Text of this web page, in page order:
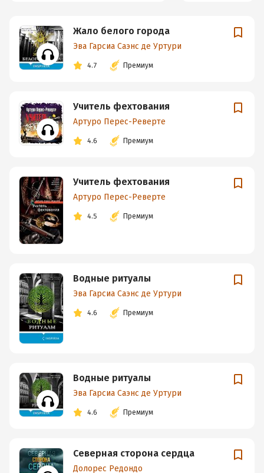
Жало белого города
Эва Гарсиа Саэнс де Уртури
4.7 Премиум
Учитель фехтования
Артуро Перес-Реверте
4.6 Премиум
Учитель фехтования
Артуро Перес-Реверте
4.5 Премиум
Водные ритуалы
Эва Гарсиа Саэнс де Уртури
4.6 Премиум
Водные ритуалы
Эва Гарсиа Саэнс де Уртури
4.6 Премиум
Северная сторона сердца
Долорес Редондо